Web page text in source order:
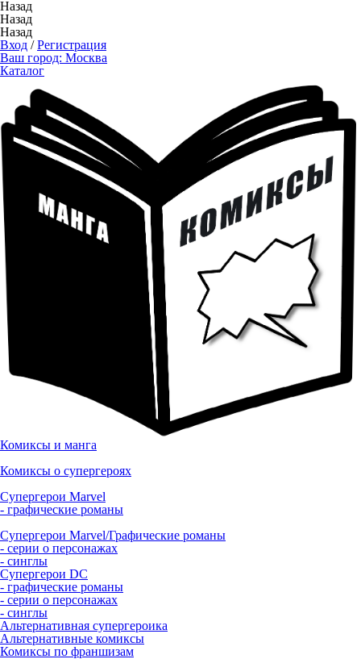
Назад
Назад
Назад
Вход /Регистрация
Ваш город: Москва
Каталог
Комиксы и манга
Комиксы о супергероях
Супергерои Marvel
- графические романы
Супергерои Marvel/Графические романы
- серии о персонажах
- синглы
Супергерои DC
- графические романы
- серии о персонажах
- синглы
Альтернативная супергероика
Альтернативные комиксы
Комиксы по франшизам